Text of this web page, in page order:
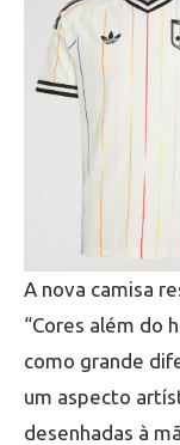
A nova camisa
“Cores além do
como grande
um aspecto
desenhadas à